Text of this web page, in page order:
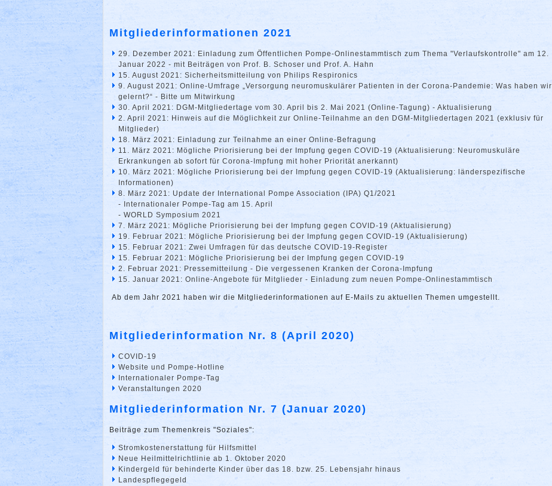
Mitgliederinformationen 2021
29. Dezember 2021: Einladung zum Öffentlichen Pompe-Onlinestammtisch zum Thema "Verlaufskontrolle" am 12.
Januar 2022 - mit Beiträgen von Prof. B. Schoser und Prof. A. Hahn
15. August 2021: Sicherheitsmitteilung von Philips Respironics
9. August 2021: Online-Umfrage „Versorgung neuromuskulärer Patienten in der Corona-Pandemie: Was haben wir
gelernt?“ - Bitte um Mitwirkung
30. April 2021: DGM-Mitgliedertage vom 30. April bis 2. Mai 2021 (Online-Tagung) - Aktualisierung
2. April 2021: Hinweis auf die Möglichkeit zur Online-Teilnahme an den DGM-Mitgliedertagen 2021 (exklusiv für
Mitglieder)
18. März 2021: Einladung zur Teilnahme an einer Online-Befragung
11. März 2021: Mögliche Priorisierung bei der Impfung gegen COVID-19 (Aktualisierung: Neuromuskuläre
Erkrankungen ab sofort für Corona-Impfung mit hoher Priorität anerkannt)
10. März 2021: Mögliche Priorisierung bei der Impfung gegen COVID-19 (Aktualisierung: länderspezifische
Informationen)
8. März 2021: Update der International Pompe Association (IPA) Q1/2021
- Internationaler Pompe-Tag am 15. April
- WORLD Symposium 2021
7. März 2021: Mögliche Priorisierung bei der Impfung gegen COVID-19 (Aktualisierung)
19. Februar 2021: Mögliche Priorisierung bei der Impfung gegen COVID-19 (Aktualisierung)
15. Februar 2021: Zwei Umfragen für das deutsche COVID-19-Register
15. Februar 2021: Mögliche Priorisierung bei der Impfung gegen COVID-19
2. Februar 2021: Pressemitteilung - Die vergessenen Kranken der Corona-Impfung
15. Januar 2021: Online-Angebote für Mitglieder - Einladung zum neuen Pompe-Onlinestammtisch
Ab dem Jahr 2021 haben wir die Mitgliederinformationen auf E-Mails zu aktuellen Themen umgestellt.
Mitgliederinformation Nr. 8 (April 2020)
COVID-19
Website und Pompe-Hotline
Internationaler Pompe-Tag
Veranstaltungen 2020
Mitgliederinformation Nr. 7 (Januar 2020)
Beiträge zum Themenkreis "Soziales":
Stromkostenerstattung für Hilfsmittel
Neue Heilmittelrichtlinie ab 1. Oktober 2020
Kindergeld für behinderte Kinder über das 18. bzw. 25. Lebensjahr hinaus
Landespflegegeld